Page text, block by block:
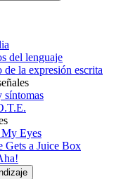
del lenguaje
de la expresión escrita
síntomas
Eyes
Gets a Juice Box